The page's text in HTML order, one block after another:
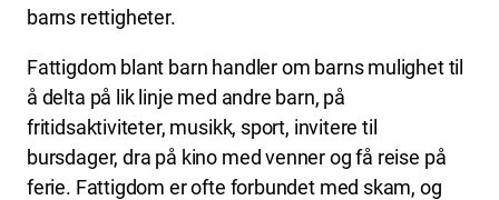
barns rettigheter.
Fattigdom blant barn handler om barns mulighet til
å delta på lik linje med andre barn, på
fritidsaktiviteter, musikk, sport, invitere til
bursdager, dra på kino med venner og få reise på
ferie. Fattigdom er ofte forbundet med skam, og